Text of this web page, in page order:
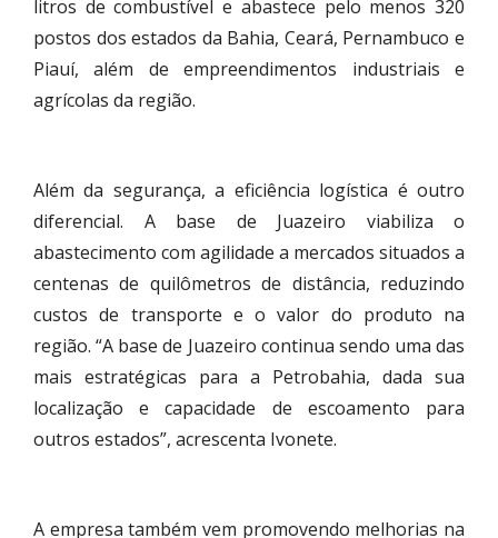
litros de combustível e abastece pelo menos 320
postos dos estados da Bahia, Ceará, Pernambuco e
Piauí, além de empreendimentos industriais e
agrícolas da região.
Além da segurança, a eficiência logística é outro
diferencial. A base de Juazeiro viabiliza o
abastecimento com agilidade a mercados situados a
centenas de quilômetros de distância, reduzindo
custos de transporte e o valor do produto na
região. “A base de Juazeiro continua sendo uma das
mais estratégicas para a Petrobahia, dada sua
localização e capacidade de escoamento para
outros estados”, acrescenta Ivonete.
A empresa também vem promovendo melhorias na